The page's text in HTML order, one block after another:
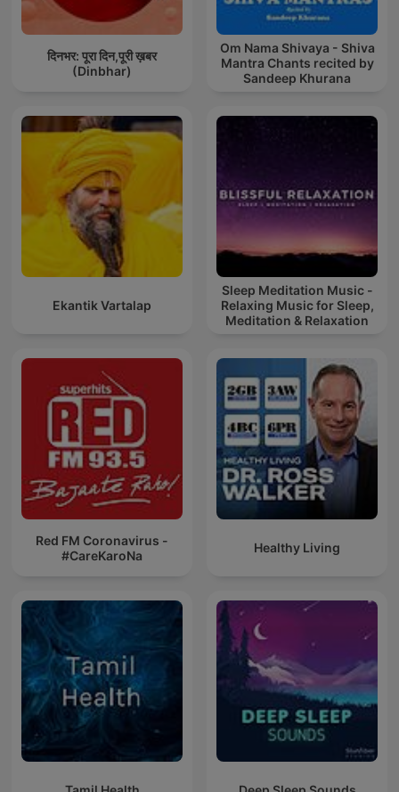
दिनभर: पूरा दिन,पूरी ख़बर
(Dinbhar)
Om Nama Shivaya - Shiva
Mantra Chants recited by
Sandeep Khurana
Ekantik Vartalap
Sleep Meditation Music -
Relaxing Music for Sleep,
Meditation & Relaxation
Red FM Coronavirus -
#CareKaroNa
Healthy Living